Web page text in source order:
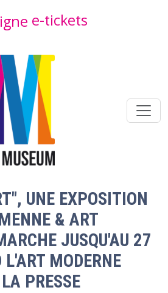
e-tickets
UNE EXPOSITION
& ART
JUSQU'AU 27
MODERNE
PRESSE